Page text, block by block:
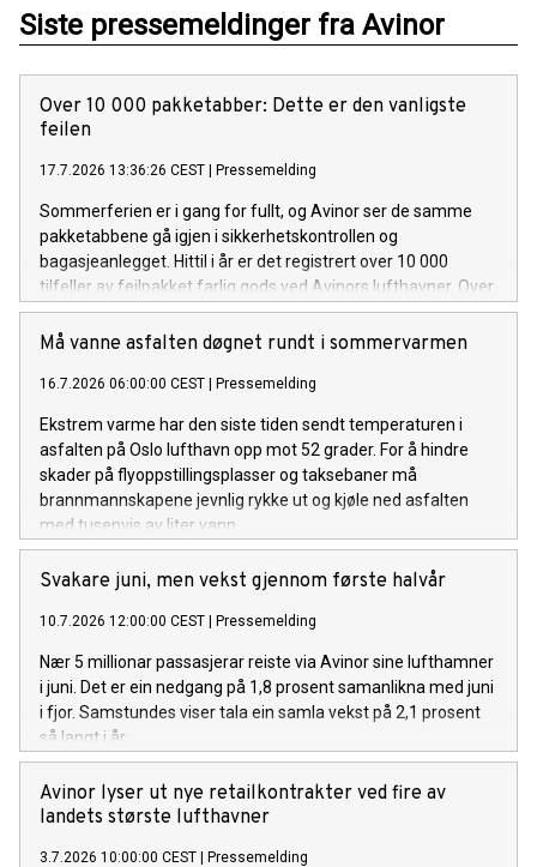
Siste pressemeldinger fra Avinor
Over 10 000 pakketabber: Dette er den vanligste
feilen
17.7.2026 13:36:26 CEST Pressemelding
Sommerferien er i gang for fullt, og Avinor ser de samme
pakketabbene gå igjen i sikkerhetskontrollen og
bagasjeanlegget. Hittil i år er det registrert over 10 000
tilfeller av feilpakket farlig gods ved Avinors lufthavner. Over
åtte av ti tilfeller gjelder powerbanks og litiumbatterier.
Må vanne asfalten døgnet rundt i sommervarmen
16.7.2026 06:00:00 CEST Pressemelding
Ekstrem varme har den siste tiden sendt temperaturen i
asfalten på Oslo lufthavn opp mot 52 grader. For å hindre
skader på flyoppstillingsplasser og taksebaner må
brannmannskapene jevnlig rykke ut og kjøle ned asfalten
med tusenvis av liter vann.
Svakare juni, men vekst gjennom første halvår
10.7.2026 12:00:00 CEST Pressemelding
Nær 5 millionar passasjerar reiste via Avinor sine lufthamner
i juni. Det er ein nedgang på 1,8 prosent samanlikna med juni
i fjor. Samstundes viser tala ein samla vekst på 2,1 prosent
så langt i år.
Avinor lyser ut nye retailkontrakter ved fire av
landets største lufthavner
3.7.2026 10:00:00 CEST Pressemelding